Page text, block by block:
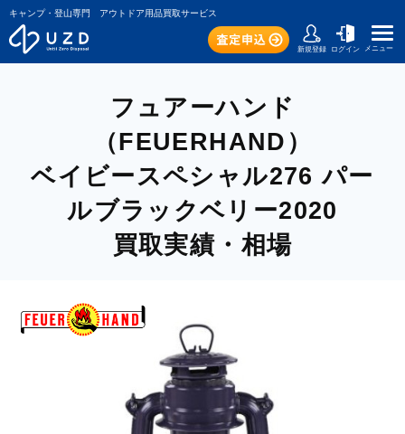
キャンプ・登山専門 アウトドア用品買取サービス
新規登録 ログイン メニュー
フュアーハンド
（FEUERHAND）
ベイビースペシャル276 パー
ルブラックベリー2020
買取実績・相場